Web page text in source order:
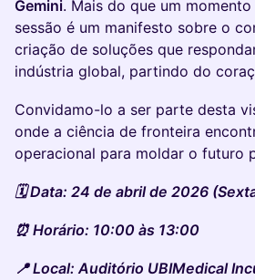
Gemini. Mais do que um
sessão é um manifesto sobre o
criação de soluções que
indústria global, partindo do
Convidamo-lo a ser parte desta
onde a ciência de fronteira
operacional para moldar o futuro
🗓️ Data: 24 de abril de 2026
⏰ Horário: 10:00 às 13:00
📍 Local: Auditório UBIMedical